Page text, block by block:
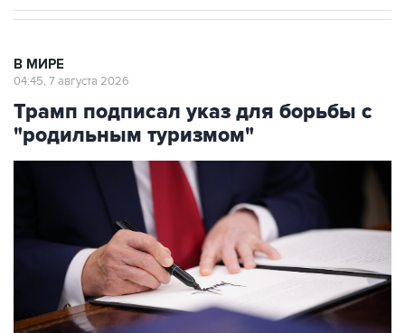
В МИРЕ
04:45, 7 августа 2026
Трамп подписал указ для борьбы с
"родильным туризмом"